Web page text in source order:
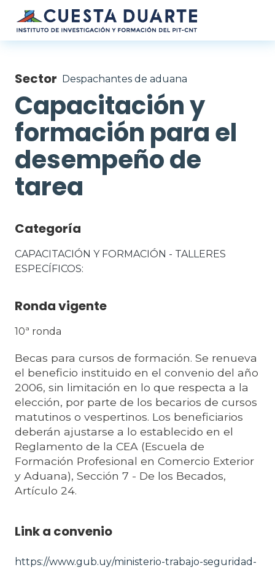
Pasar al contenido principal
Sector Despachantes de aduana
Capacitación y
formación para el
desempeño de
tarea
Categoría
CAPACITACIÓN Y FORMACIÓN - TALLERES
ESPECÍFICOS
Ronda vigente
10ª ronda
Becas para cursos de formación. Se renueva
el beneficio instituido en el convenio del año
2006, sin limitación en lo que respecta a la
elección, por parte de los becarios de cursos
matutinos o vespertinos. Los beneficiarios
deberán ajustarse a lo establecido en el
Reglamento de la CEA (Escuela de
Formación Profesional en Comercio Exterior
y Aduana), Sección 7 - De los Becados,
Artículo 24.
Link a convenio
https://www.gub.uy/ministerio-trabajo-seguridad-